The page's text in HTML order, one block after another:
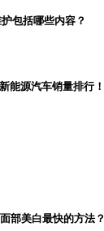
包括哪些内容？
能源汽车销量排行！
部美白最快的方法？